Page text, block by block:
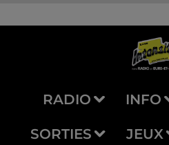
RADIO INFO
SORTIES JEUX